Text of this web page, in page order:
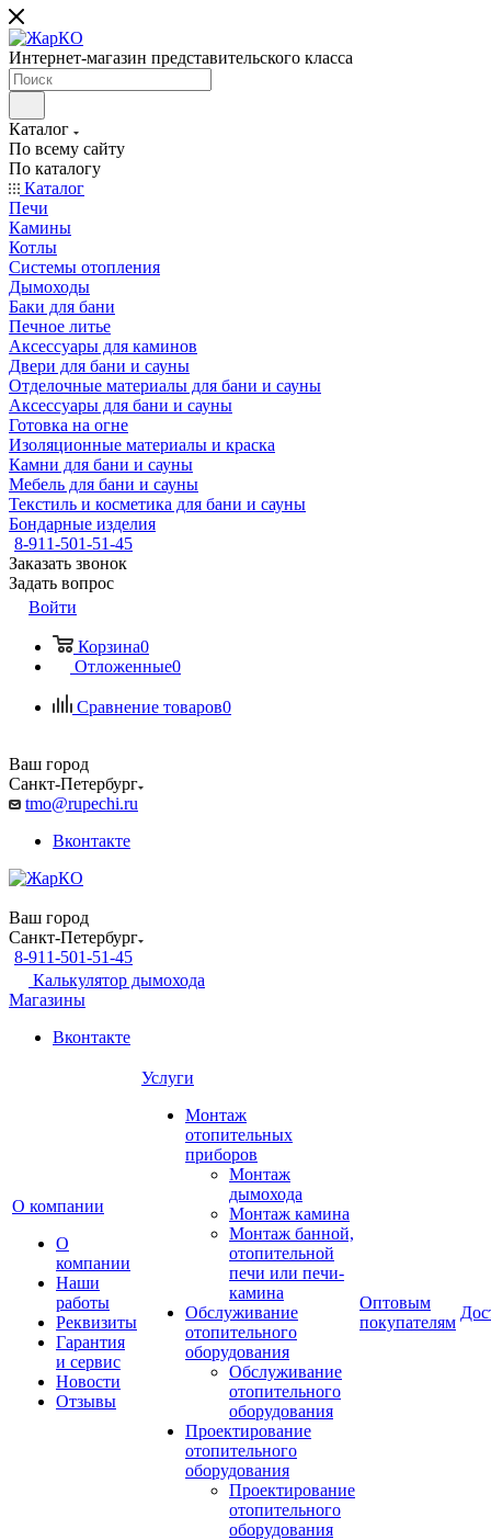
Интернет-магазин представительского класса
Каталог
По всему сайту
По каталогу
Каталог
Печи
Камины
Котлы
Системы отопления
Дымоходы
Баки для бани
Печное литье
Аксессуары для каминов
Двери для бани и сауны
Отделочные материалы для бани и сауны
Аксессуары для бани и сауны
Готовка на огне
Изоляционные материалы и краска
Камни для бани и сауны
Мебель для бани и сауны
Текстиль и косметика для бани и сауны
Бондарные изделия
8-911-501-51-45
Заказать звонок
Задать вопрос
Войти
Корзина0
Отложенные0
Сравнение товаров0
Ваш город
Санкт-Петербург
tmo@rupechi.ru
Вконтакте
Ваш город
Санкт-Петербург
8-911-501-51-45
Калькулятор дымохода
Магазины
Вконтакте
О компании
О
компании
Наши
работы
Реквизиты
Гарантия
и сервис
Новости
Отзывы
Услуги
Монтаж
отопительных
приборов
Монтаж
дымохода
Монтаж камина
Монтаж банной,
отопительной
печи или печи-
камина
Обслуживание
отопительного
оборудования
Обслуживание
отопительного
оборудования
Проектирование
отопительного
оборудования
Проектирование
отопительного
оборудования
Оптовым
покупателям